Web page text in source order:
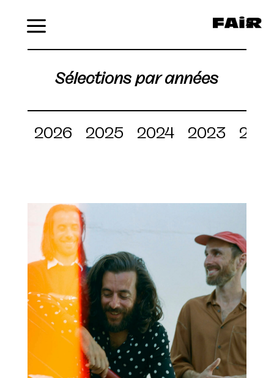
Sélections par années
2026 2025 2024 2023